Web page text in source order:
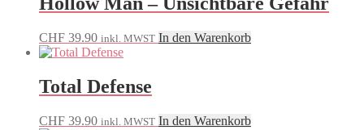
CHF 39.90 inkl. MWST In den Warenkorb
Total Defense
CHF 39.90 inkl. MWST In den Warenkorb